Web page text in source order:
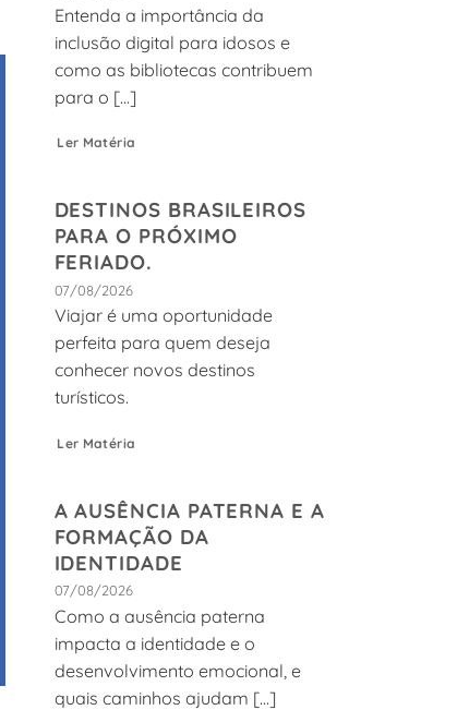
Entenda a importância da
inclusão digital para idosos e
como as bibliotecas contribuem
para o [...]
Ler Matéria
DESTINOS BRASILEIROS
PARA O PRÓXIMO
FERIADO.
07/08/2026
Viajar é uma oportunidade
perfeita para quem deseja
conhecer novos destinos
turísticos.
Ler Matéria
A AUSÊNCIA PATERNA E A
FORMAÇÃO DA
IDENTIDADE
07/08/2026
Como a ausência paterna
impacta a identidade e o
desenvolvimento emocional, e
quais caminhos ajudam [...]